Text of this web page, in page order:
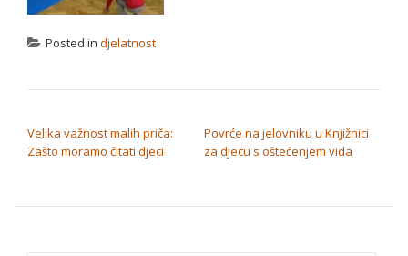
Posted in djelatnost
Velika važnost malih priča:
Zašto moramo čitati djeci
Povrće na jelovniku u Knjižnici
za djecu s oštećenjem vida